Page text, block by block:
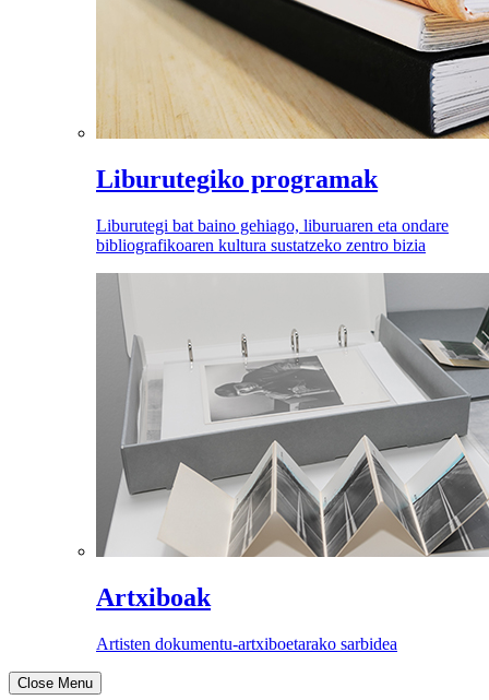
Liburutegiko programak
Liburutegi bat baino gehiago, liburuaren eta ondare
bibliografikoaren kultura sustatzeko zentro bizia
Artxiboak
Artisten dokumentu-artxiboetarako sarbidea
Close Menu